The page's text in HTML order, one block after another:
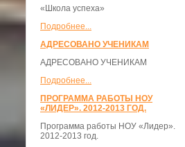
«Школа успеха»
Подробнее...
АДРЕСОВАНО УЧЕНИКАМ
АДРЕСОВАНО УЧЕНИКАМ
Подробнее...
ПРОГРАММА РАБОТЫ НОУ
«ЛИДЕР». 2012-2013 ГОД.
Программа работы НОУ «Лидер».
2012-2013 год.